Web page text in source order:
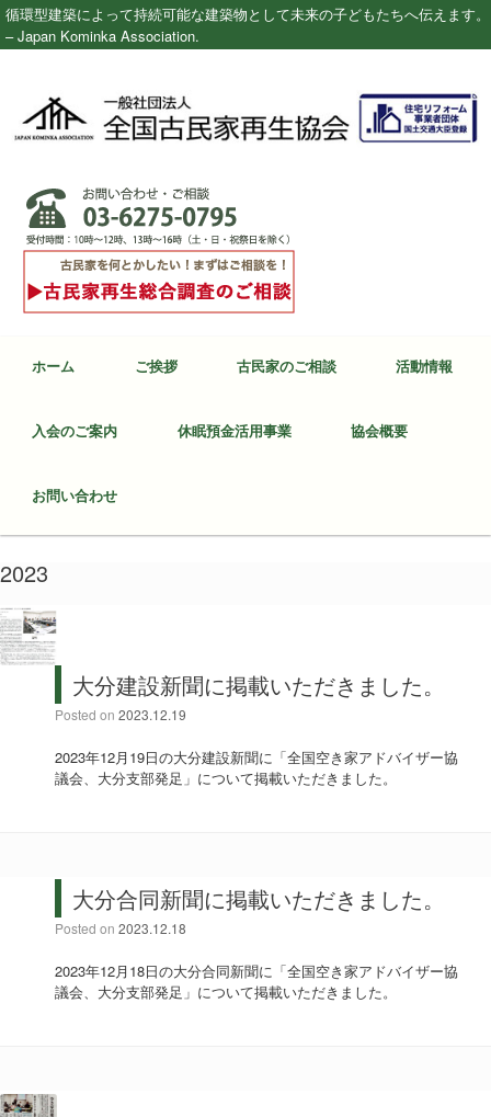
循環型建築によって持続可能な建築物として未来の子どもたちへ伝えます。
– Japan Kominka Association.
ホーム ご挨拶 古民家のご相談 活動情報
入会のご案内 休眠預金活用事業 協会概要
お問い合わせ
2023
大分建設新聞に掲載いただきました。
Posted on 2023.12.19
2023年12月19日の大分建設新聞に「全国空き家アドバイザー協
議会、大分支部発足」について掲載いただきました。
大分合同新聞に掲載いただきました。
Posted on 2023.12.18
2023年12月18日の大分合同新聞に「全国空き家アドバイザー協
議会、大分支部発足」について掲載いただきました。